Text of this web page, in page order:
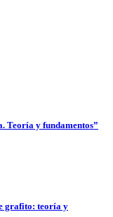
Teoría y fundamentos”
grafito: teoría y